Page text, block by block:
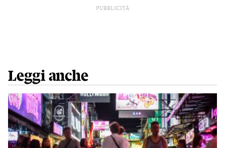
PUBBLICITÀ
Leggi anche